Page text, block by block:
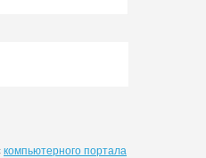
компьютерного портала